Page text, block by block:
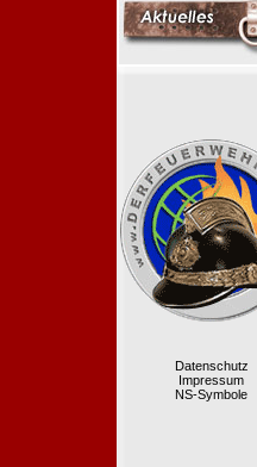
Datenschutz
Impressum
NS-Symbole